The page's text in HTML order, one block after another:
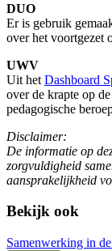
DUO
Er is gebruik
over het voortgezet
UWV
Uit het Dashboard
over de krapte op
pedagogische
Disclaimer:
De informatie op
zorgvuldigheid
aansprakelijkheid
Bekijk ook
Samenwerking in